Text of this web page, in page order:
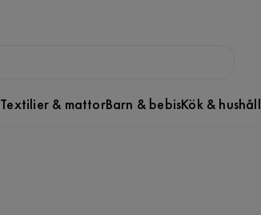
Textilier & mattorBarn & bebisKök & hushåll